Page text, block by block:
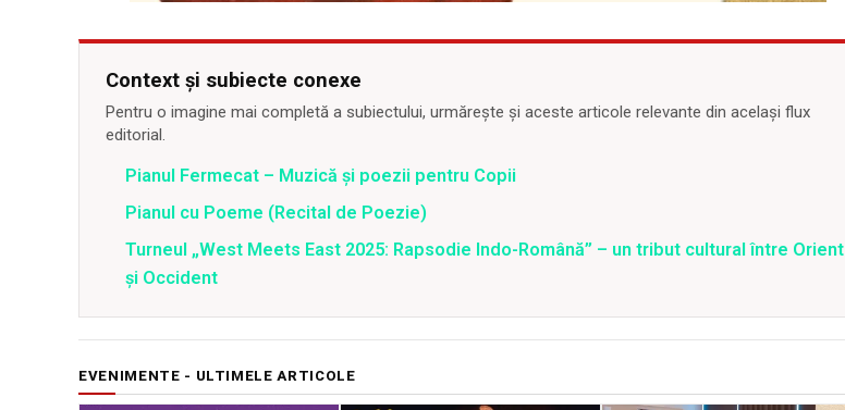
Context și subiecte conexe
Pentru o imagine mai completă a subiectului, urmărește și aceste articole relevante din același flux
editorial.
Pianul Fermecat – Muzică și poezii pentru Copii
Pianul cu Poeme (Recital de Poezie)
Turneul „West Meets East 2025: Rapsodie Indo-Română” – un tribut cultural între Orient
și Occident
EVENIMENTE - ULTIMELE ARTICOLE